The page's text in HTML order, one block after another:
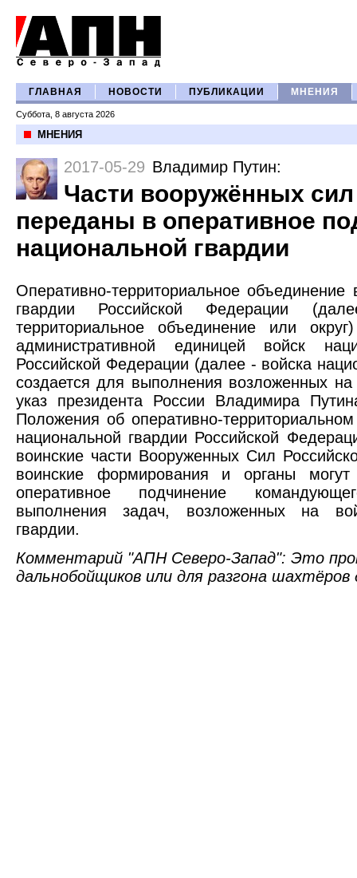
ГЛАВНАЯ НОВОСТИ ПУБЛИКАЦИИ МНЕНИЯ
Суббота, 8 августа 2026
МНЕНИЯ
2017-05-29 Владимир Путин:
Части вооружённых
переданы в оперативное
национальной гвардии
Оперативно-территориальное объединение
гвардии Российской Федерации
территориальное объединение или
административной единицей войск
Российской Федерации (далее - войска
создается для выполнения возложенных
указ президента России Владимира
Положения об оперативно-
национальной гвардии Российской
воинские части Вооруженных Сил
воинские формирования и органы
оперативное подчинение
выполнения задач, возложенных на
гвардии.
Комментарий "АПН Северо-Запад": Это
дальнобойщиков или для разгона